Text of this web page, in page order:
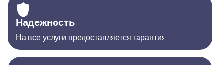
Надежность
На все услуги предоставляется гарантия